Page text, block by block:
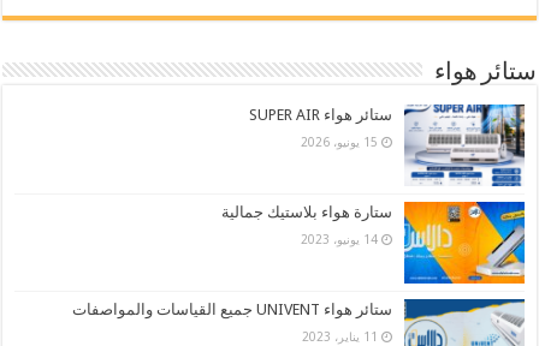
ستائر هواء
ستائر هواء SUPER AIR
15 يونيو، 2026
ستارة هواء بلاستيك جمالية
14 يونيو، 2023
ستائر هواء UNIVENT جميع القياسات والمواصفات
11 يناير، 2023